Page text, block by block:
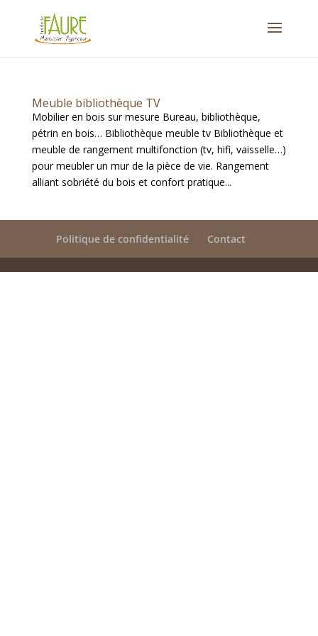
Meuble bibliothèque TV
Mobilier en bois sur mesure Bureau, bibliothèque,
pétrin en bois… Bibliothèque meuble tv Bibliothèque et
meuble de rangement multifonction (tv, hifi, vaisselle…)
pour meubler un mur de la pièce de vie. Rangement
alliant sobriété du bois et confort pratique...
Politique de confidentialité Contact